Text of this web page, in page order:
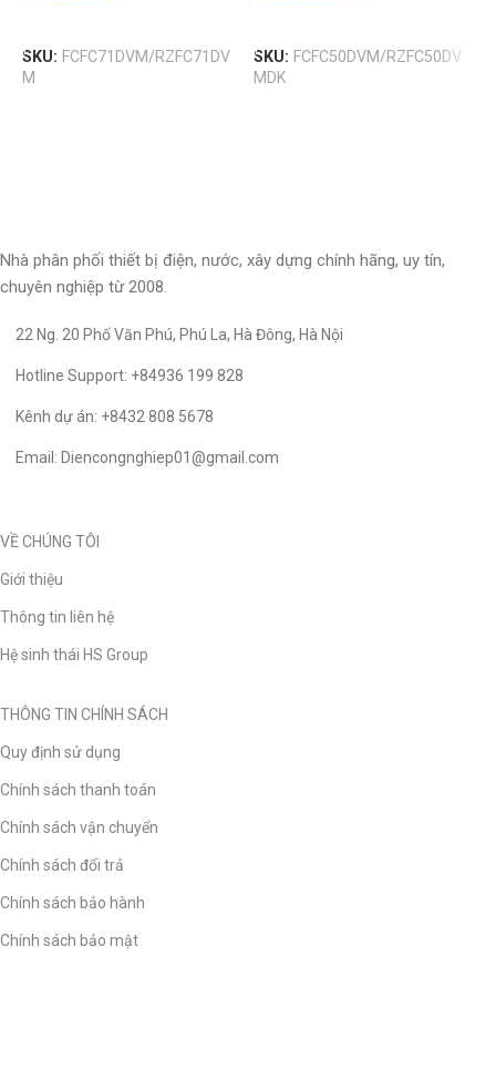
SKU: FCFC71DVM/RZFC71DV
M
SKU: FCFC50DVM/RZFC50DV
MDK
Nhà phân phối thiết bị điện, nước, xây dựng chính hãng, uy tín,
chuyên nghiệp từ 2008.
22 Ng. 20 Phố Văn Phú, Phú La, Hà Đông, Hà Nội
Hotline Support: +84936 199 828
Kênh dự án: +8432 808 5678
Email: Diencongnghiep01@gmail.com
VỀ CHÚNG TÔI
Giới thiệu
Thông tin liên hệ
Hệ sinh thái HS Group
THÔNG TIN CHÍNH SÁCH
Quy định sử dụng
Chính sách thanh toán
Chính sách vận chuyển
Chính sách đổi trả
Chính sách bảo hành
Chính sách bảo mật